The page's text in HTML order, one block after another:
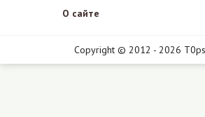
О сайте
Copyright © 2012 - 2026